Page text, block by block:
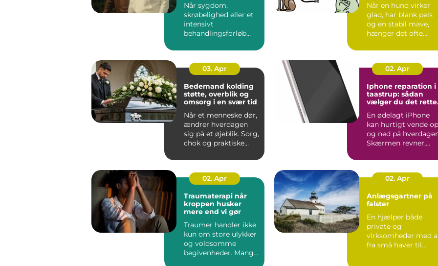
Når sygdom,
skrøbelighed eller et
intensivt
behandlingsforløb
oplever mange, at
de...
Når en hund virker
glad, har blank pels
og en stabil mave,
hænger det ofte
fodere...
03. Apr
Bedemand kolding
støtte, overblik og
omsorg i en svær tid
Når et menneske dør,
ændrer hverdagen
sig på et øjeblik. Sorg,
chok og praktiske
sam...
02. Apr
Iphone reparation i
taastrup: sådan
vælger du det rette
En ødelagt iPhone
kan hurtigt vende op
og ned på
Skærmen revner,
pludsel...
02. Apr
Traumaterapi når
kroppen husker
mere end vi gør
Traumer handler ikke
kun om store ulykker
og voldsomme
begivenheder. Mange
02. Apr
Anlægsgartner på
falster
En hjælper både
private og
virksomheder med
fra små haver til